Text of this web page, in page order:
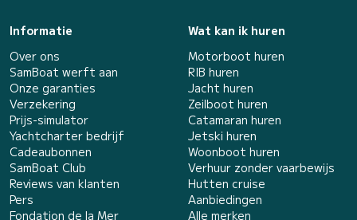
Informatie
Over ons
SamBoat werft aan
Onze garanties
Verzekering
Prijs-simulator
Yachtcharter bedrijf
Cadeaubonnen
SamBoat Club
Reviews van klanten
Pers
Fondation de la Mer
Wat kan ik huren
Motorboot huren
RIB huren
Jacht huren
Zeilboot huren
Catamaran huren
Jetski huren
Woonboot huren
Verhuur zonder vaarbewijs
Hutten cruise
Aanbiedingen
Alle merken